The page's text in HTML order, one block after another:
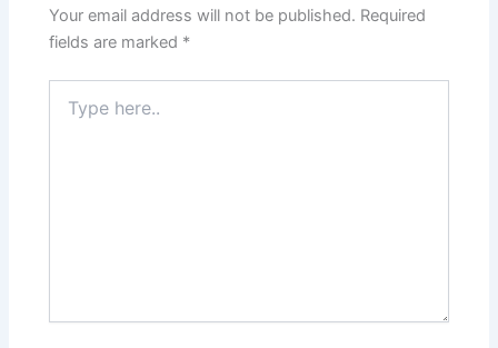
Your email address will not be published. Required
fields are marked *
here..